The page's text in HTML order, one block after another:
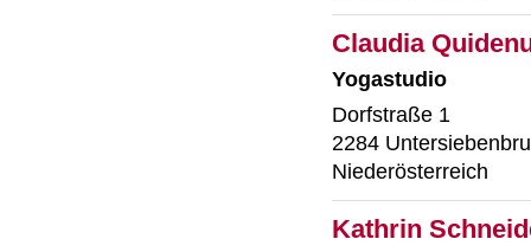
Claudia
Yogastudio
Dorfstraße 1
2284
Niederösterreich
Kathrin